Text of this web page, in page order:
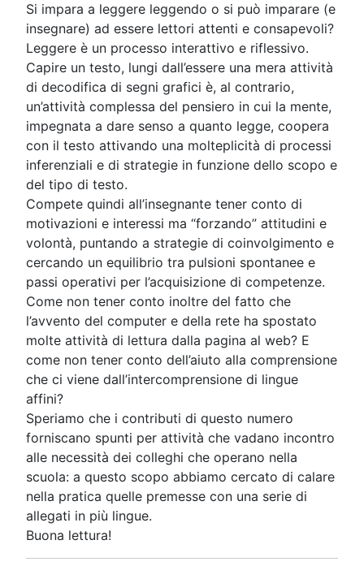
Si impara a leggere leggendo o si può imparare (e
insegnare) ad essere lettori attenti e consapevoli?
Leggere è un processo interattivo e riflessivo.
Capire un testo, lungi dall’essere una mera attività
di decodifica di segni grafici è, al contrario,
un’attività complessa del pensiero in cui la mente,
impegnata a dare senso a quanto legge, coopera
con il testo attivando una molteplicità di processi
inferenziali e di strategie in funzione dello scopo e
del tipo di testo.
Compete quindi all’insegnante tener conto di
motivazioni e interessi ma “forzando” attitudini e
volontà, puntando a strategie di coinvolgimento e
cercando un equilibrio tra pulsioni spontanee e
passi operativi per l’acquisizione di competenze.
Come non tener conto inoltre del fatto che
l’avvento del computer e della rete ha spostato
molte attività di lettura dalla pagina al web? E
come non tener conto dell’aiuto alla comprensione
che ci viene dall’intercomprensione di lingue
affini?
Speriamo che i contributi di questo numero
forniscano spunti per attività che vadano incontro
alle necessità dei colleghi che operano nella
scuola: a questo scopo abbiamo cercato di calare
nella pratica quelle premesse con una serie di
allegati in più lingue.
Buona lettura!